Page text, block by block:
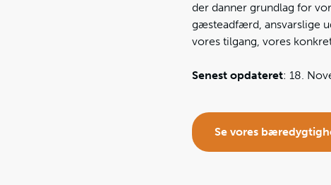
der danner grundlag for
gæsteadfærd, ansvarslige
vores tilgang, vores
Senest opdateret: 18.
Se vores